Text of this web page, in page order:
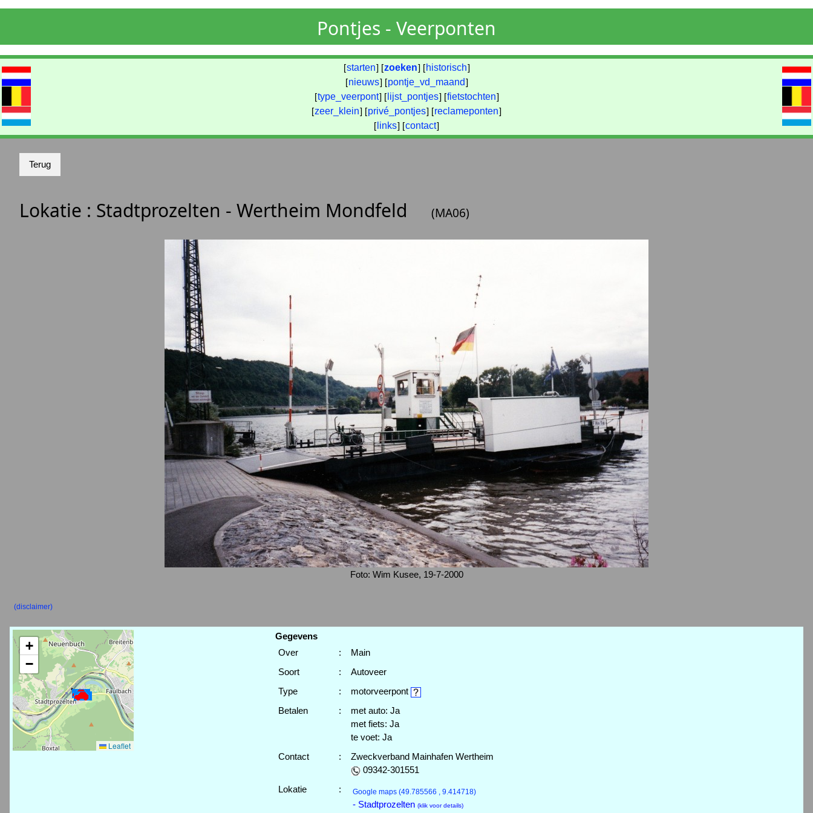
Pontjes - Veerponten
[starten] [zoeken] [ historisch]
[nieuws] [pontje_vd_maand]
[type_veerpont] [ lijst_pontjes] [fietstochten]
[zeer_klein] [privé_pontjes] [reclameponten]
[ links] [contact]
Lokatie : Stadtprozelten - Wertheim Mondfeld (MA06)
Foto: Wim Kusee, 19-7-2000
(disclaimer)
+
−
Leaflet
Gegevens
Over
:
Main
Soort
:
Autoveer
Type
:
motorveerpont
Betalen
:
met auto: Ja
met fiets: Ja
te voet: Ja
Contact
:
Zweckverband Mainhafen Wertheim
09342-301551
Lokatie
: Google maps (49.785566 , 9.414718)
- Stadtprozelten (klik voor details)